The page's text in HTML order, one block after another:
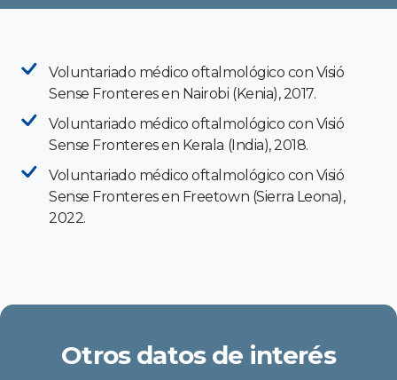
Voluntariado médico oftalmológico con Visió
Sense Fronteres en Nairobi (Kenia), 2017.
Voluntariado médico oftalmológico con Visió
Sense Fronteres en Kerala (India), 2018.
Voluntariado médico oftalmológico con Visió
Sense Fronteres en Freetown (Sierra Leona),
2022.
Otros datos de interés